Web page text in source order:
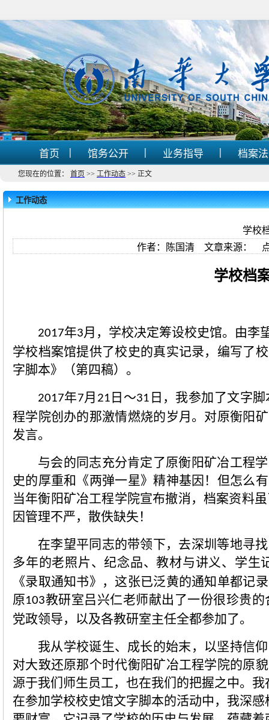
首页 | 馆务公开 | 业务指导 | 档案
您现在的位置： 首页 >> 工作动态 >> 正文
工作动态
学校
作者：陈国清 文章来源：
学校档
2017年3月，学校决定筹设校史馆。由李
学校档案馆提供了校史的真实记录，编写了
字脚本》（第四稿）。
2017年7月 21 日～31 日，我参加了文字
程学院创办的那激情燃烧的岁月。对原衡阳
发言。
与会的同志充分肯定了原衡阳矿冶工程
史的厚重和《两弹一星》精神基因！但怎么
当年衡阳矿冶工程学院宣布撤消，档案资料
因管理不严，散佚缺失！
在李望平同志的带领下，去深圳等地寻
多年的老照片、纪念品、教材与讲义、学生
《录取通知书》，这张已泛黄的通知单都记
原103教研室吕兴仁老师献出了一份很珍贵的
党政领导，以及各教研室主任全都参加了。
我从学校诞生、成长的始末，以坚持信
对大致还原那个时代衡阳矿冶工程学院的原
源于我们师生员工，也在我们的把握之中。
在参加学校校史馆文字脚本的活动中，我深